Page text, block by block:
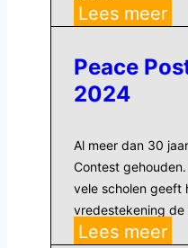
Lees meer
Peace
2024
Al meer dan 30
Contest
vele scholen geeft
vredestekening
Lees meer